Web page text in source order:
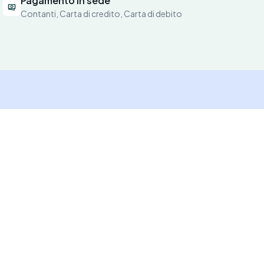
Contanti, Carta di credito, Carta di debito